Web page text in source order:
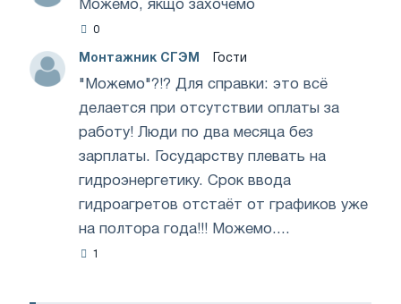
Можемо, якщо захочемо
0
Монтажник СГЭМ
Гости
"Можемо"?!? Для справки: это всё
делается при отсутствии оплаты за
работу! Люди по два месяца без
зарплаты. Государству плевать на
гидроэнергетику. Срок ввода
гидроагретов отстаёт от графиков уже
на полтора года!!! Можемо....
1